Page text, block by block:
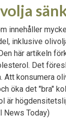
innehåller
inklusive
här artikeln
Det
Att konsumera
öka det "bra"
är
News Today)